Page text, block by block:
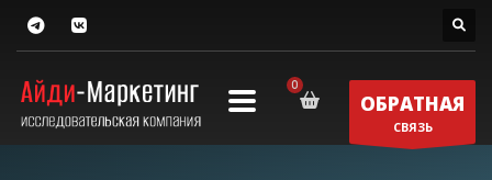
ОБРАТНАЯ
СВЯЗЬ